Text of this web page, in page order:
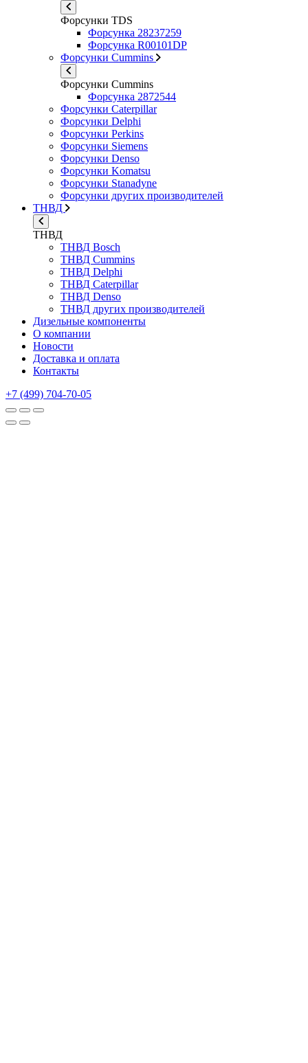
Форсунки TDS
Форсунка 28237259
Форсунка R00101DP
Форсунки Cummins
Форсунки Cummins
Форсунка 2872544
Форсунки Caterpillar
Форсунки Delphi
Форсунки Perkins
Форсунки Siemens
Форсунки Denso
Форсунки Komatsu
Форсунки Stanadyne
Форсунки других производителей
ТНВД
ТНВД
ТНВД Bosch
ТНВД Cummins
ТНВД Delphi
ТНВД Caterpillar
ТНВД Denso
ТНВД других производителей
Дизельные компоненты
О компании
Новости
Доставка и оплата
Контакты
+7 (499) 704-70-05